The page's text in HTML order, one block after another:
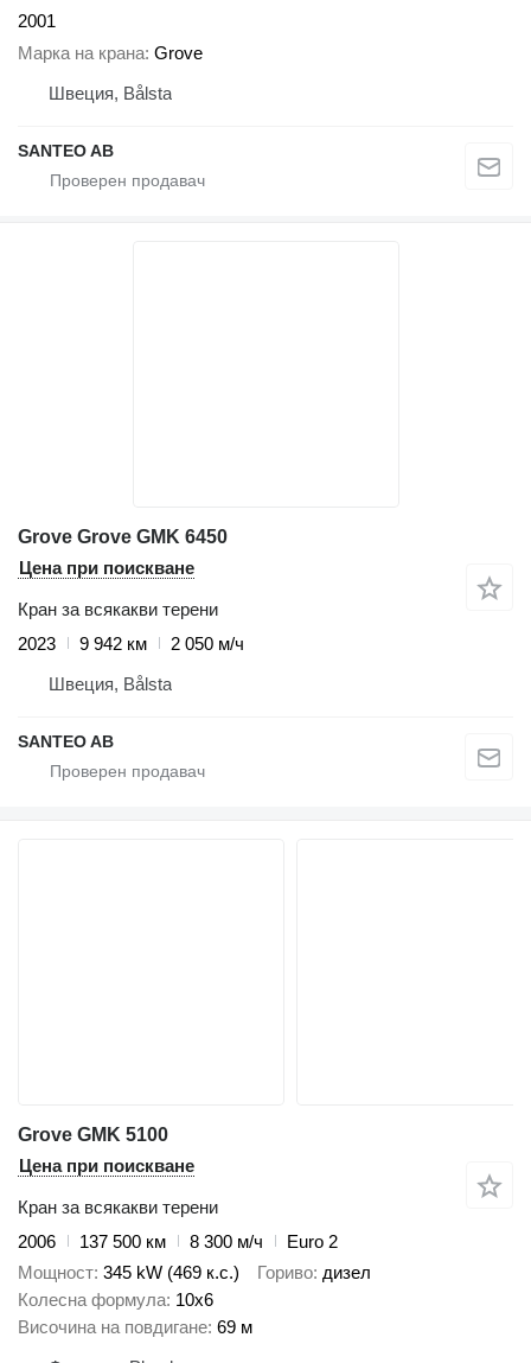
2001
Марка на крана Grove
Швеция, Bålsta
SANTEO AB
Grove Grove GMK 6450
Цена при поискване
Кран за всякакви терени
2023
9 942 км
2 050 м/ч
Швеция, Bålsta
SANTEO AB
Grove GMK 5100
Цена при поискване
Кран за всякакви терени
2006
137 500 км 8 300 м/ч
Euro 2
Мощност 345 kW (469 к.с.) Гориво дизел
Колесна формула 10x6
Височина на повдигане 69 м